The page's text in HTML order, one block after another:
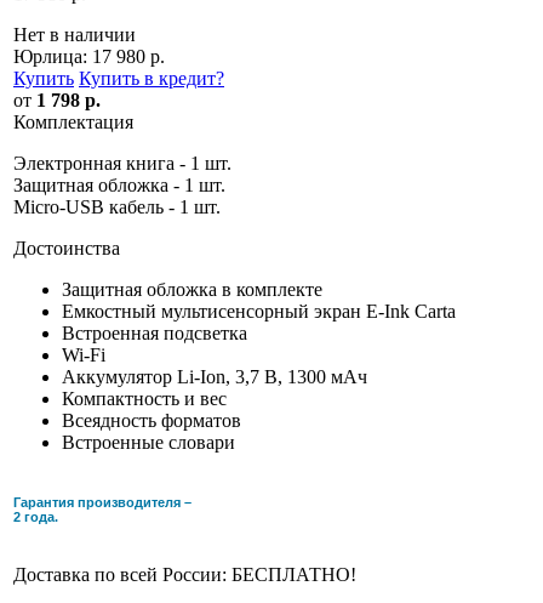
Нет в наличии
Юрлица: 17 980 р.
Купить Купить в кредит?
от 1 798 р.
Комплектация
Электронная книга - 1 шт.
Защитная обложка - 1 шт.
Micro-USB кабель - 1 шт.
Достоинства
Защитная обложка в комплекте
Емкостный мультисенсорный экран E-Ink Carta
Встроенная подсветка
Wi-Fi
Аккумулятор Li-Ion, 3,7 В, 1300 мАч
Компактность и вес
Всеядность форматов
Встроенные словари
Гарантия производителя –
2 года.
Доставка по всей России: БЕСПЛАТНО!